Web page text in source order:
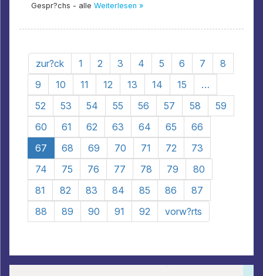
Gespr?chs - alle Weiterlesen »
zur?ck 1 2 3 4 5 6 7
8
9
10 11 12 13 14 15
…
52
53 54 55 56 57 58
59
60
61 62 63 64 65
66
67
68 69 70 71 72
73
74
75 76 77 78 79
80
81
82 83 84 85 86
87
88
89 90 91 92 vorw?rts